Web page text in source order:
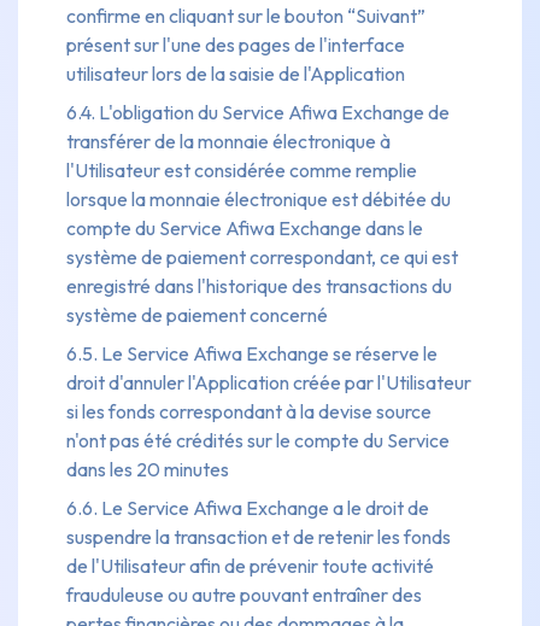
confirme en cliquant sur le bouton “Suivant”
présent sur l'une des pages de l'interface
utilisateur lors de la saisie de l'Application
6.4. L'obligation du Service Afiwa Exchange de
transférer de la monnaie électronique à
l'Utilisateur est considérée comme remplie
lorsque la monnaie électronique est débitée du
compte du Service Afiwa Exchange dans le
système de paiement correspondant, ce qui est
enregistré dans l'historique des transactions du
système de paiement concerné
6.5. Le Service Afiwa Exchange se réserve le
droit d'annuler l'Application créée par l'Utilisateur
si les fonds correspondant à la devise source
n'ont pas été crédités sur le compte du Service
dans les 20 minutes
6.6. Le Service Afiwa Exchange a le droit de
suspendre la transaction et de retenir les fonds
de l'Utilisateur afin de prévenir toute activité
frauduleuse ou autre pouvant entraîner des